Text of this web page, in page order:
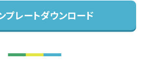
プレートダウンロード